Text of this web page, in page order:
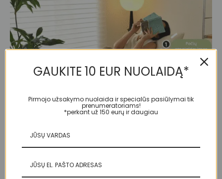
GAUKITE 10 EUR NUOLAIDĄ*
Pirmojo užsakymo nuolaida ir specialūs pasiūlymai tik
prenumeratoriams!
*perkant už 150 eurų ir daugiau